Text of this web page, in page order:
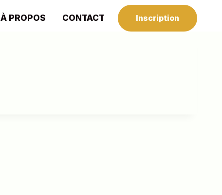
À PROPOS CONTACT Inscription